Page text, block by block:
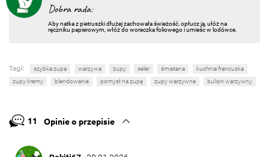
Dobra rada:
Aby natka z pietruszki dłużej zachowała świeżość, opłucz ją, ułóż na
ręczniku papierowym, włóż do woreczka foliowego i umieśc w lodówce.
Tagi: szybka zupa warzywa zupy seler śmietana
kuchnia francuska
zupy kremy
blendowanie pomysł na zupę zupy warzywne bulion warzywny
11 Opinie o przepisie